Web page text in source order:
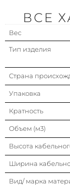
ВСЕ
Вес
Тип изделия
Страна
Упаковка
Кратность
Объем (м3)
Высота
Ширина
Вид/ марка